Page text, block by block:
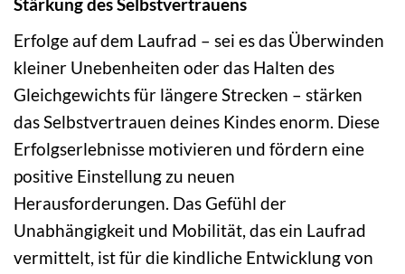
Erfolge auf dem Laufrad – sei es das Überwinden
kleiner Unebenheiten oder das Halten des
Gleichgewichts für längere Strecken – stärken
das Selbstvertrauen deines Kindes enorm. Diese
Erfolgserlebnisse motivieren und fördern eine
positive Einstellung zu neuen
Herausforderungen. Das Gefühl der
Unabhängigkeit und Mobilität, das ein Laufrad
vermittelt, ist für die kindliche Entwicklung von